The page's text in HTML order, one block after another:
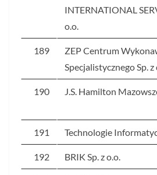
INTERNATIONAL
o.o.
189
ZEP Centrum
Specjalistycznego Sp. z
190 J.S. Hamilton
191 Technologie
192 BRIK Sp. z o.o.